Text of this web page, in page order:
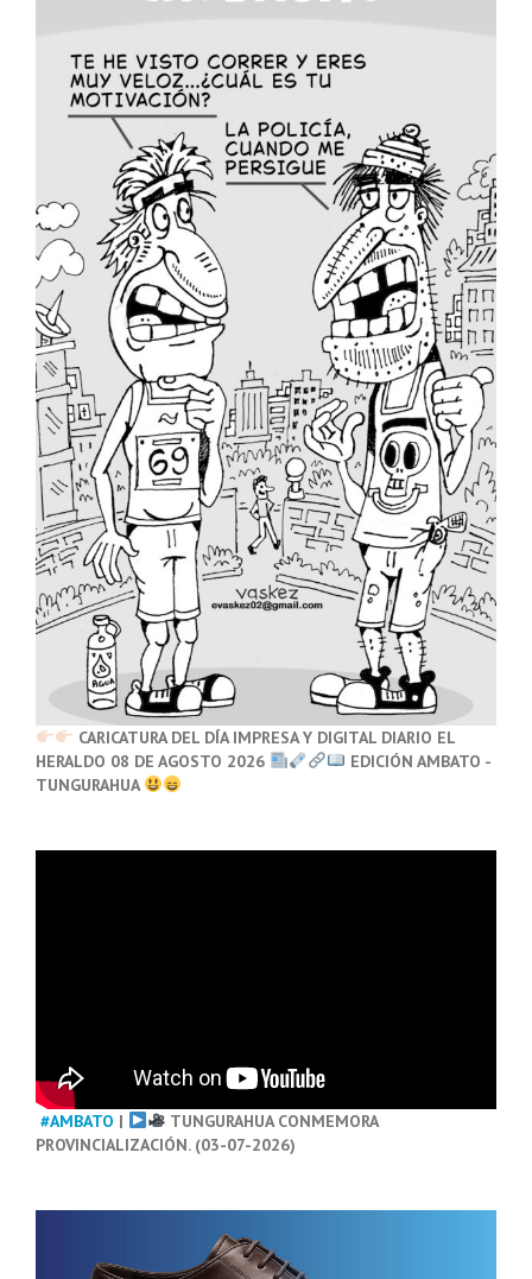
CARICATURA DEL DÍA IMPRESA Y DIGITAL DIARIO EL
HERALDO 08 DE AGOSTO 2026
EDICIÓN AMBATO -
TUNGURAHUA
#AMBATO |
TUNGURAHUA CONMEMORA
PROVINCIALIZACIÓN. (03-07-2026)